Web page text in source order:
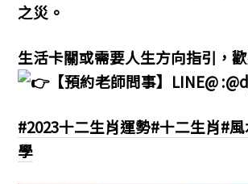
之災。
生活卡關或需要人生方向指引，
【預約老師問事】LINE@
#2023十二生肖運勢#十二生肖#
學